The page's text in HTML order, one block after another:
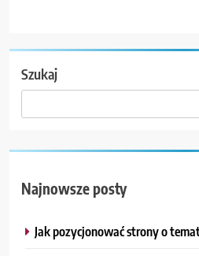
Szukaj
Najnowsze posty
Jak pozycjonować strony o